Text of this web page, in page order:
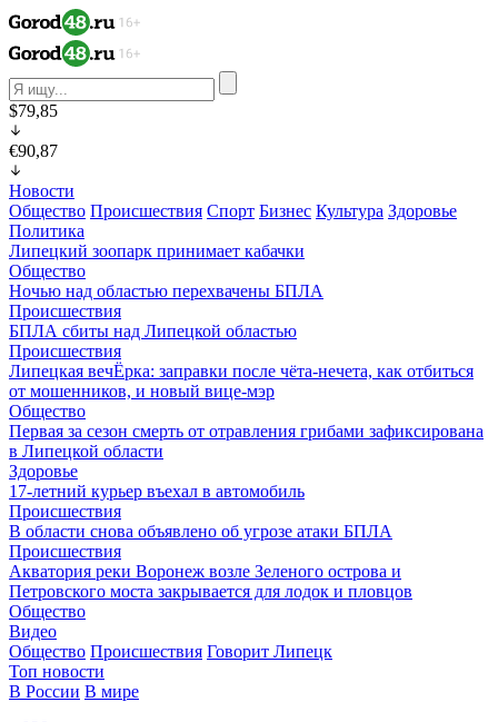
$79,85
€90,87
Новости
Общество Происшествия Спорт Бизнес Культура Здоровье
Политика
Липецкий зоопарк принимает кабачки
Общество
Ночью над областью перехвачены БПЛА
Происшествия
БПЛА сбиты над Липецкой областью
Происшествия
Липецкая вечЁрка: заправки после чёта-нечета, как отбиться
от мошенников, и новый вице-мэр
Общество
Первая за сезон смерть от отравления грибами зафиксирована
в Липецкой области
Здоровье
17-летний курьер въехал в автомобиль
Происшествия
В области снова объявлено об угрозе атаки БПЛА
Происшествия
Акватория реки Воронеж возле Зеленого острова и
Петровского моста закрывается для лодок и пловцов
Общество
Видео
Общество Происшествия Говорит Липецк
Топ новости
В России В мире